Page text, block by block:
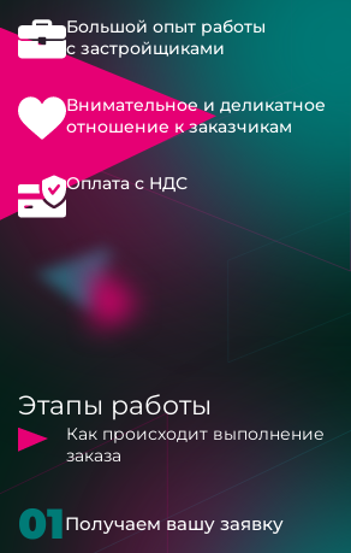
Большой опыт работы
с застройщиками
Внимательное и деликатное
отношение к заказчикам
Оплата с НДС
Этапы работы
Как происходит выполнение
заказа
01Получаем вашу заявку